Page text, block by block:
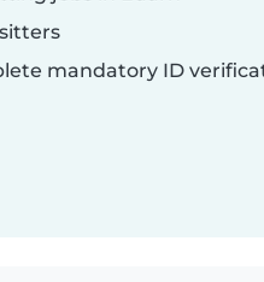
mandatory ID